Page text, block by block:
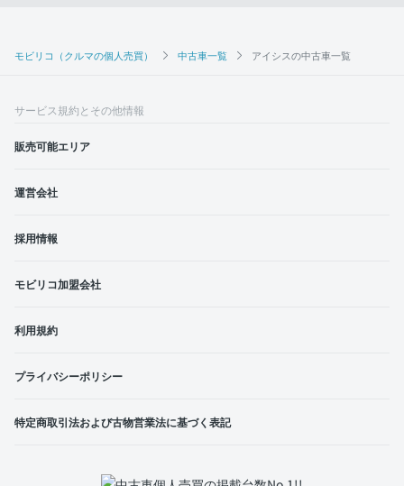
モビリコ（クルマの個人売買） 中古車一覧 アイシスの中古車一覧
サービス規約とその他情報
販売可能エリア
運営会社
採用情報
モビリコ加盟会社
利用規約
プライバシーポリシー
特定商取引法および古物営業法に基づく表記